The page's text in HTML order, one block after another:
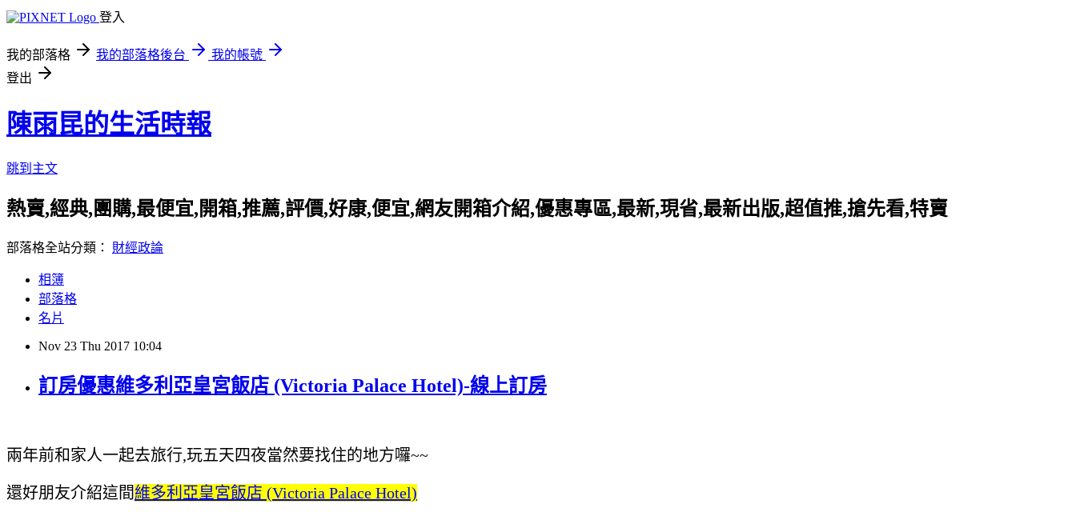
登入
我的部落格 我的部落格後台
我的帳號
登出
陳雨昆的生活時報
跳到主文
熱賣,經典,團購,最便宜,開箱,推薦,評價,好康,便宜,網友開箱介紹,優惠專區,最新,現省,最新出版,超值推,搶先看,特賣
部落格全站分類： 財經政論
相簿
部落格
名片
Nov 23 Thu 2017 10:04
訂房優惠維多利亞皇宮飯店 (Victoria Palace Hotel)-線上訂房
兩年前和家人一起去旅行,玩五天四夜當然要找住的地方囉~~
還好朋友介紹這間維多利亞皇宮飯店 (Victoria Palace Hotel)